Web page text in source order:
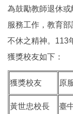
為鼓勵教師退休
服務工作，教育
不休之精神。113
獲獎校友如下：
獲獎校友 原
黃世忠校長 臺